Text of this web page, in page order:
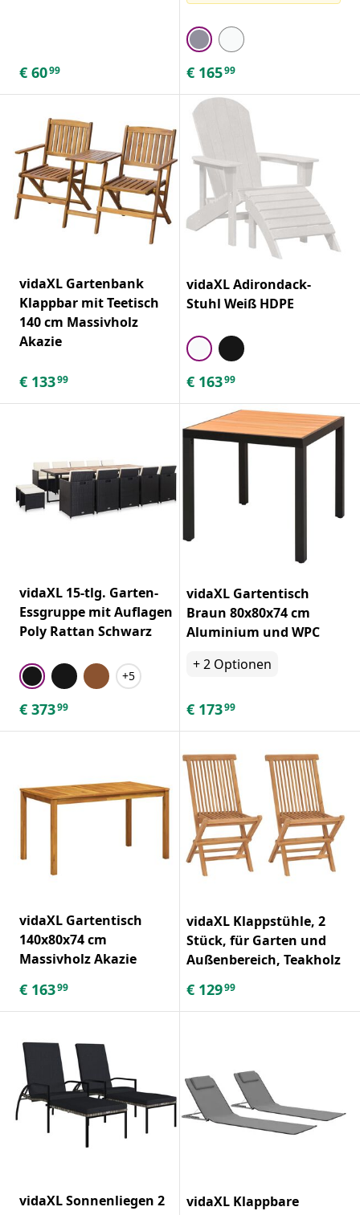
€ 6099 € 16599
vidaXL Gartenbank
Klappbar mit Teetisch
140 cm Massivholz
Akazie
€ 13399
vidaXL Adirondack-
Stuhl Weiß HDPE
€ 16399
vidaXL 15-tlg. Garten-
Essgruppe mit Auflagen
Poly Rattan Schwarz
+5
€ 37399
vidaXL Gartentisch
Braun 80x80x74 cm
Aluminium und WPC
+2 Optionen
€ 17399
vidaXL Gartentisch
140x80x74 cm
Massivholz Akazie
€ 16399
vidaXL Klappstühle, 2
Stück, für Garten und
Außenbereich, Teakholz
€ 12999
vidaXL Sonnenliegen 2
vidaXL Klappbare